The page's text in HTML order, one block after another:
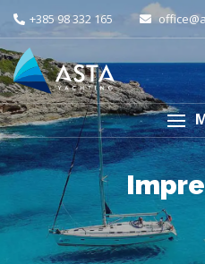
+385 98 332 165